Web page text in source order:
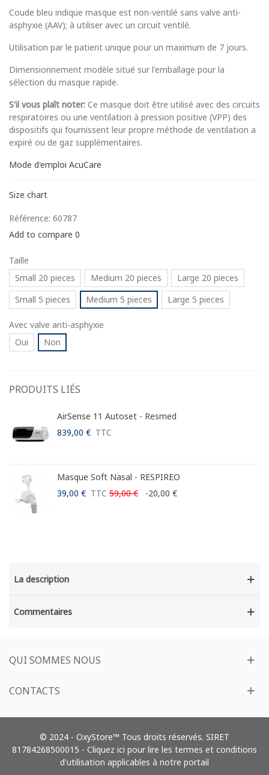
Coude bleu indique masque est non-ventilé sans valve anti-
asphyxie (AAV); à utiliser avec un circuit ventilé.
Utilisation par le patient unique pour un maximum de 7 jours.
Dimensionnement modèle situé sur l'emballage pour la
sélection du masque rapide.
S'il vous plaît noter: Ce masque doit être utilisé avec des circuits
respiratoires ou une ventilation à pression positive (VPP) des
dispositifs qui fournissent leur propre méthode de ventilation a
expiré ou de gaz supplémentaires.
Mode d'emploi AcuCare
Size chart
Référence: 60787
Add to compare 0
Taille
Small 20 pieces
Medium 20 pieces
Large 20 pieces
Small 5 pieces
Medium 5 pieces Large 5 pieces
Avec valve anti-asphyxie
Oui
Non
PRODUITS LIÉS
AirSense 11 Autoset - Resmed
839,00 € TTC
Masque Soft Nasal - RESPIREO
39,00 € TTC 59,00 € -20,00 €
La description
Commentaires
QUI SOMMES NOUS
CONTACTS
© 2024 - OxyStore™ Tous droits réservés. SIRET
81784268500015 - Cliquez ici pour lire les termes et conditions
d'utilisation applicables à notre portail